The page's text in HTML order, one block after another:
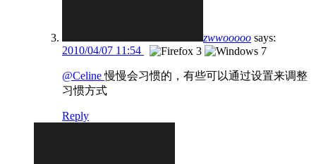
zwwooooo says:
2010/04/07 11:54
@Celine慢慢会习惯的，有些可以通过设置来调整
习惯方式
Reply